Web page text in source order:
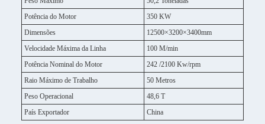
Potência do Motor
350 KW
Dimensões
12500×3200×3400mm
Velocidade Máxima da Linha
100 M/min
Potência Nominal do Motor
242 /2100 Kw/rpm
Raio Máximo de Trabalho
50 Metros
Peso Operacional
48,6 T
País Exportador
China